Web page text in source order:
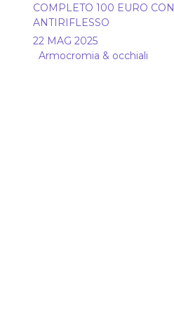
COMPLETO 100 EURO CON
ANTIRIFLESSO
22 MAG 2025
Armocromia & occhiali